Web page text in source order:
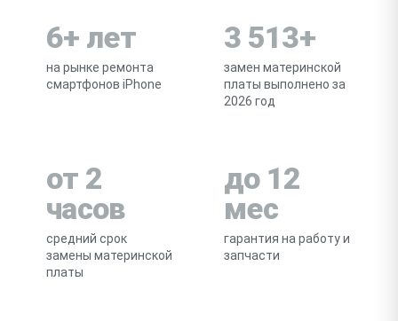
6+ лет
на рынке ремонта
смартфонов iPhone
3 513+
замен материнской
платы выполнено за
2026 год
от 2
часов
средний срок
замены материнской
платы
до 12
мес
гарантия на работу и
запчасти